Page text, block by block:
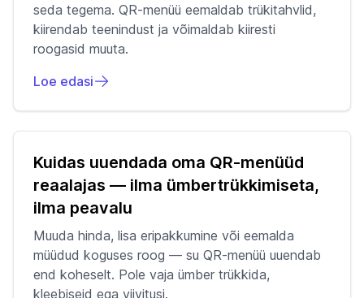
seda tegema. QR-menüü eemaldab trükitahvlid,
kiirendab teenindust ja võimaldab kiiresti
roogasid muuta.
Loe edasi
Kuidas uuendada oma QR-menüüd
reaalajas — ilma ümbertrükkimiseta,
ilma peavalu
Muuda hinda, lisa eripakkumine või eemalda
müüdud koguses roog — su QR-menüü uuendab
end koheselt. Pole vaja ümber trükkida,
kleebiseid ega viivitusi.